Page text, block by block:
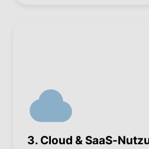
3. Cloud & SaaS-
Cloud für Desaster
teure Hardware im